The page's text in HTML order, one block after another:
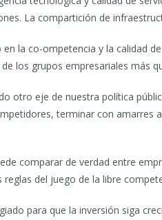
La compartición de
la co-ompetencia y la calidad
los grupos empresariales más
otro eje de nuestra política
terminar con
comparar de verdad entre
del juego de la libre
para que la inversión siga